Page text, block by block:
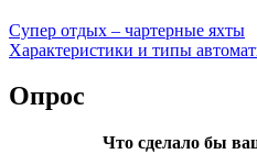
Супер отдых – чартерные яхты
Характеристики и типы
Опрос
Что сделало бы